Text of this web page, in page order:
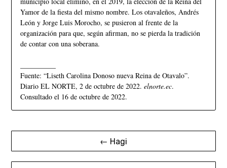
Yamor de la fiesta del mismo nombre. Los otavaleños, Andrés
León y Jorge Luis Morocho, se pusieron al frente de la
organización para que, según afirman, no se pierda la tradición
de contar con una soberana.
Fuente: “Liseth Carolina Donoso nueva Reina de Otavalo”.
Diario EL NORTE, 2 de octubre de 2022. elnorte.ec.
Consultado el 16 de octubre de 2022.
← Hagi